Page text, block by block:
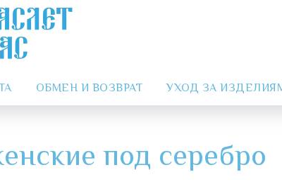
ОБМЕН И ВОЗВРАТ УХОД ЗА
под серебро